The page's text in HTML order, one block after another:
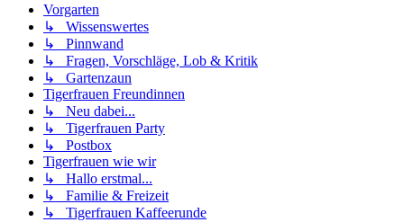
Vorgarten
↳ Wissenswertes
↳ Pinnwand
↳ Fragen, Vorschläge, Lob & Kritik
↳ Gartenzaun
Tigerfrauen Freundinnen
↳ Neu dabei...
↳ Tigerfrauen Party
↳ Postbox
Tigerfrauen wie wir
↳ Hallo erstmal...
↳ Familie & Freizeit
↳ Tigerfrauen Kaffeerunde